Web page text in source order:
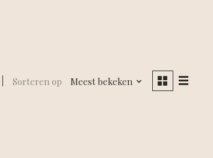
Sorteren op Meest bekeken